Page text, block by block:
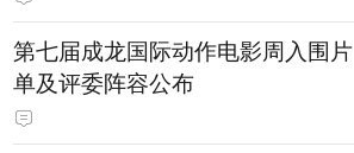
第七届成龙国际动作电影周入围片
单及评委阵容公布